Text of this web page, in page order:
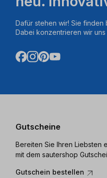
Dafür stehen wir! Sie
Dabei konzentrieren wir
Gutscheine
Bereiten Sie Ihren Liebsten
mit dem sautershop
Gutschein bestellen